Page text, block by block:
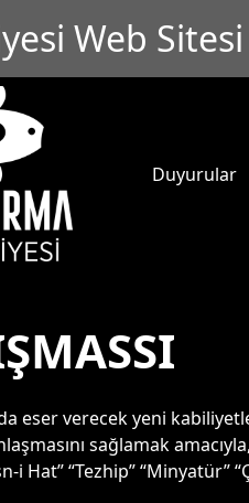
Web Sitesi
Duyurular
eser verecek yeni
sağlamak
“Tezhip” “Minyatür”